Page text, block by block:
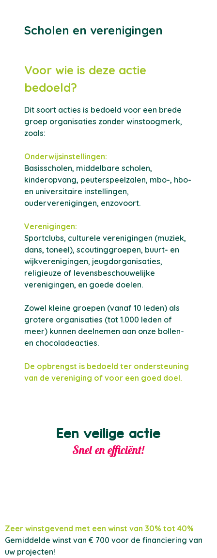
Scholen en verenigingen
Voor wie is deze actie
bedoeld?
Dit soort acties is bedoeld voor een brede
groep organisaties zonder winstoogmerk,
zoals:
Onderwijsinstellingen:
Basisscholen, middelbare scholen,
kinderopvang, peuterspeelzalen, mbo-, hbo-
en universitaire instellingen,
ouderverenigingen, enzovoort.
Verenigingen:
Sportclubs, culturele verenigingen (muziek,
dans, toneel), scoutinggroepen, buurt- en
wijkverenigingen, jeugdorganisaties,
religieuze of levensbeschouwelijke
verenigingen, en goede doelen.
Zowel kleine groepen (vanaf 10 leden) als
grotere organisaties (tot 1.000 leden of
meer) kunnen deelnemen aan onze bollen-
en chocoladeacties.
De opbrengst is bedoeld ter ondersteuning
van de vereniging of voor een goed doel.
Een veilige actie
Snel en efficiënt!
Zeer winstgevend met een winst van 30% tot 40%
Gemiddelde winst van € 700 voor de financiering van
uw projecten!